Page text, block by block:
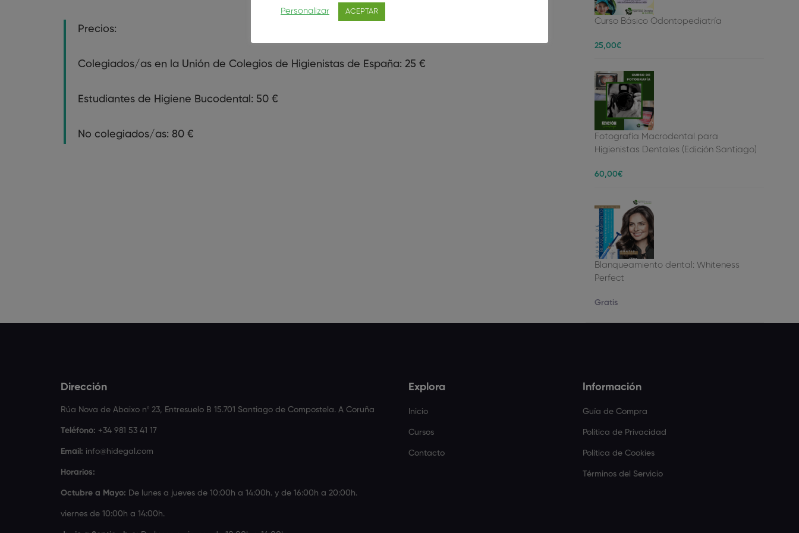
Precios:
Colegiados/as en la Unión de Colegios de Higienistas de España: 25 €
Estudiantes de Higiene Bucodental: 50 €
No colegiados/as: 80 €
Curso Básico Odontopediatría
25,00€
Fotografía Macrodental para
Higienistas Dentales (Edición Santiago)
60,00€
Blanqueamiento dental: Whiteness
Perfect
Gratis
Dirección
Rúa Nova de Abaixo nº 23, Entresuelo B 15.701 Santiago de Compostela. A Coruña
Teléfono: +34 981 53 41 17
Email: info@hidegal.com
Horarios:
Octubre a Mayo: De lunes a jueves de 10:00h a 14:00h. y de 16:00h a 20:00h.
viernes de 10:00h a 14:00h.
Explora
Inicio
Cursos
Contacto
Información
Guía de Compra
Política de Privacidad
Política de Cookies
Términos del Servicio
Personalizar ACEPTAR